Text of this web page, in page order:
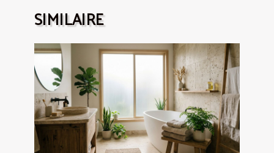
SIMILAIRE